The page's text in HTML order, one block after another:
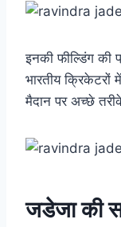
इनकी फील्डिंग की
भारतीय क्रिकेटरों
मैदान पर अच्छे
जडेजा की